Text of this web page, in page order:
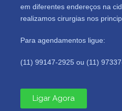
em diferentes endereços na
realizamos cirurgias nos
Para agendamentos ligue:
(11) 99147-2925 ou (11)
Ligar Agora